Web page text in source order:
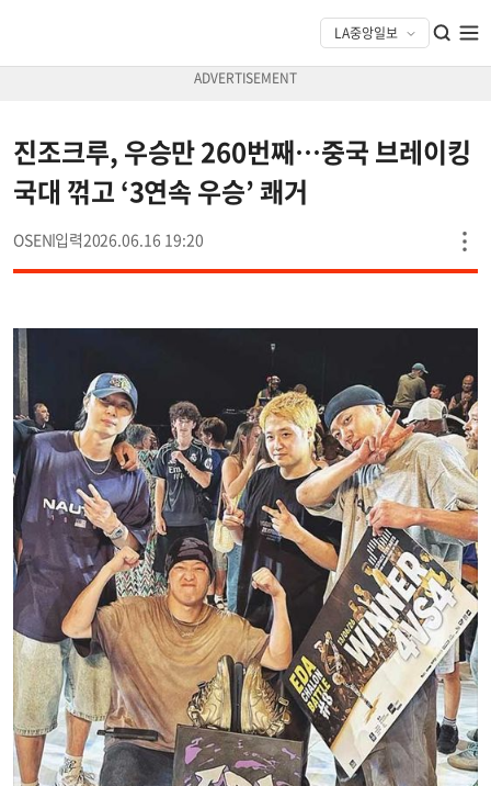
진조크루, 우승만 260번째…중국 브레이킹
국대 꺾고 ‘3연속 우승’ 쾌거
OSEN 2026.06.16 19:20